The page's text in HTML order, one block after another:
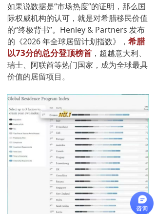
如果说数据是“市场热度”的证明，那么国
际权威机构的认可，就是对希腊移民价值
的“终极背书”。 Henley & Partners 发布
的《2026 年全球居留计划指数》， 希腊
以73分的总分登顶榜首 ，超越意大利、
瑞士、阿联酋等热门国家，成为全球最具
价值的居留项目。